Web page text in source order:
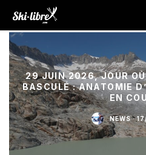
29 JUIN 2026, JOUR
BASCULÉ : ANATOMIE
EN
NEWS ·